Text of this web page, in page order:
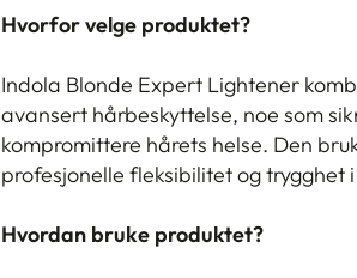
Hvorfor velge produktet?
Indola Blonde Expert Lightener
avansert hårbeskyttelse, noe som
kompromittere hårets helse. Den
profesjonelle fleksibilitet og
Hvordan bruke produktet?